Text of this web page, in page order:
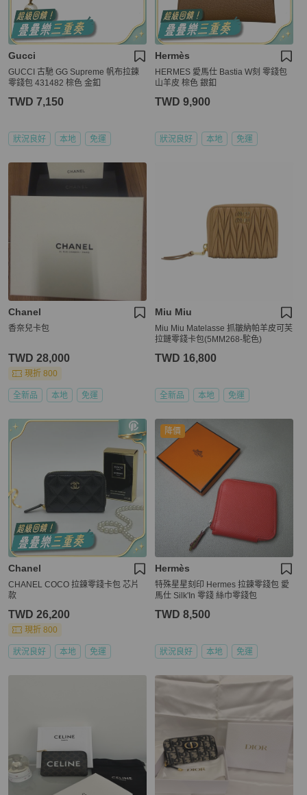
Gucci
GUCCI 古馳 GG Supreme 帆布拉鍊
零錢包 431482 棕色 金釦
TWD 7,150
狀況良好 本地 免運
Hermès
HERMES 愛馬仕 Bastia W刻 零錢包
山羊皮 棕色 銀釦
TWD 9,900
狀況良好 本地 免運
Chanel
香奈兒卡包
TWD 28,000
現折 800
全新品 本地 免運
Miu Miu
Miu Miu Matelasse 抓皺納帕羊皮可芙
拉鏈零錢卡包(5MM268-駝色)
TWD 16,800
全新品 本地 免運
Chanel
CHANEL COCO 拉鍊零錢卡包 芯片
款
TWD 26,200
現折 800
狀況良好 本地 免運
降價
Hermès
特殊星星刻印 Hermes 拉鍊零錢包 愛
馬仕 Silk'In 零錢 絲巾零錢包
TWD 8,500
狀況良好 本地 免運